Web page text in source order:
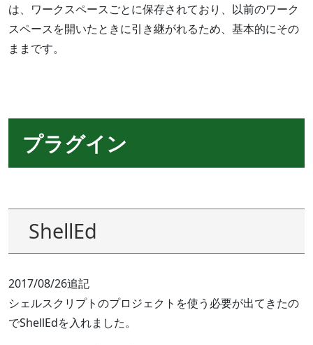
は、ワークスペースごとに保存されており、以前のワーク
スペースを開いたときに引き継がれるため、基本的にその
ままです。
プラグイン
ShellEd
2017/08/26追記
シェルスクリプトのプロジェクトを使う必要が出てきたの
でShellEdを入れました。